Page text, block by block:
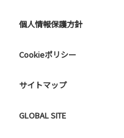
個人情報保護方針
Cookieポリシー
サイトマップ
GLOBAL SITE